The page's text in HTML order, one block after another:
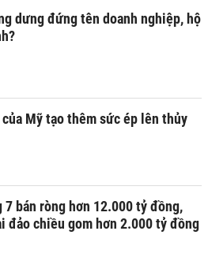
dưng đứng tên doanh nghiệp, hộ
Mỹ tạo thêm sức ép lên thủy
7 bán ròng hơn 12.000 tỷ đồng,
đảo chiều gom hơn 2.000 tỷ đồng